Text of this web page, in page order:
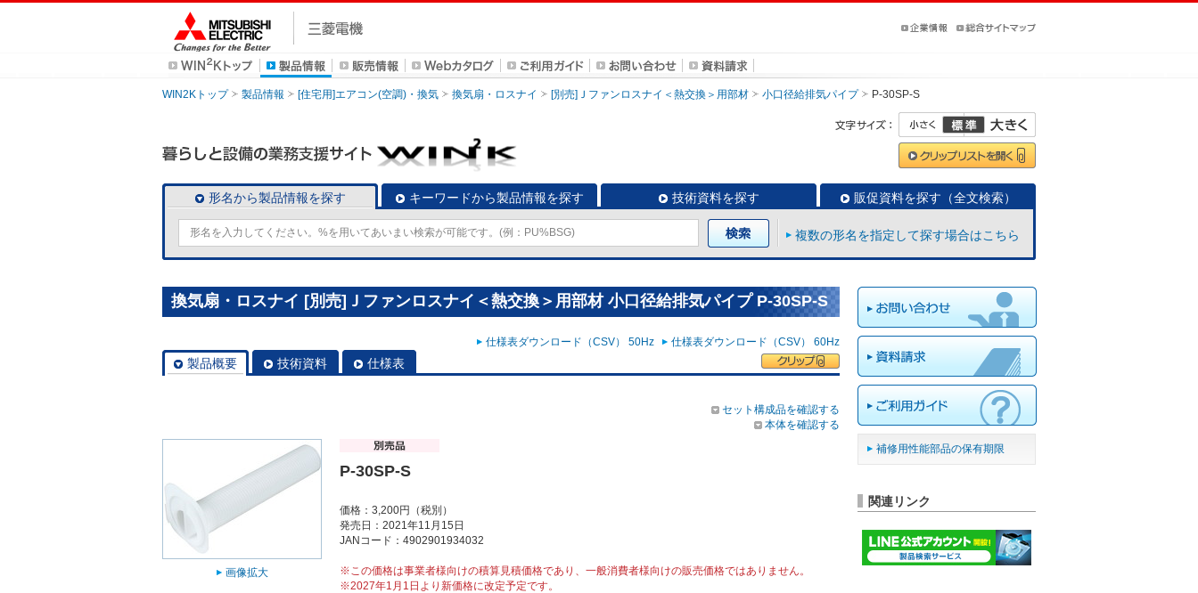
WIN2Kトップ 製品情報 [住宅用]エアコン(空調)・換気 換気扇・ロスナイ [別売]Ｊファンロスナイ＜熱交換＞用部材 小口径給排気パイプ P-30SP-S
形名から製品情報を探す キーワードから製品情報を探す 技術資料を探す 販促資料を探す（全文検索）
複数の形名を指定して探す場合はこちら
換気扇・ロスナイ [別売]Ｊファンロスナイ＜熱交換＞用部材 小口径給排気パイプ P-30SP-S
仕様表ダウンロード（CSV） 50Hz 仕様表ダウンロード（CSV） 60Hz
製品概要 技術資料 仕様表
セット構成品を確認する
本体を確認する
画像拡大
P-30SP-S
価格：3,200円（税別）
発売日：2021年11月15日
JANコード：4902901934032
※この価格は事業者様向けの積算見積価格であり、一般消費者様向けの販売価格ではありません。
※2027年1月1日より新価格に改定予定です。
補修用性能部品の保有期限
関連リンク